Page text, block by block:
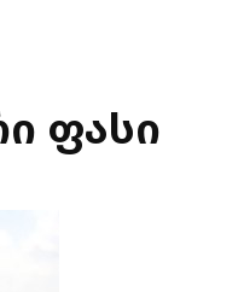
ფასი